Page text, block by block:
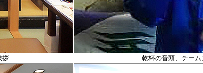
拶 乾杯の音頭、チー